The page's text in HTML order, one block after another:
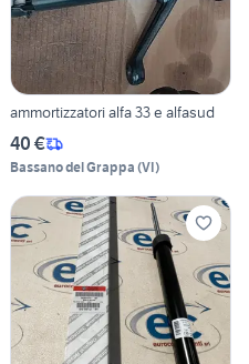
ammortizzatori alfa 33 e alfasud
40 €
Bassano del Grappa (VI)